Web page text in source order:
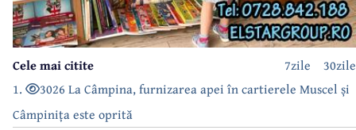
30zile
7zile
Cele mai citite
1.
3026 La Câmpina, furnizarea apei în cartierele Muscel și
Câmpinița este oprită